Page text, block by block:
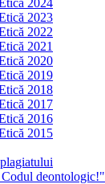
2024
2023
2022
2021
2020
2019
2018
2017
2016
2015
deontologic!"